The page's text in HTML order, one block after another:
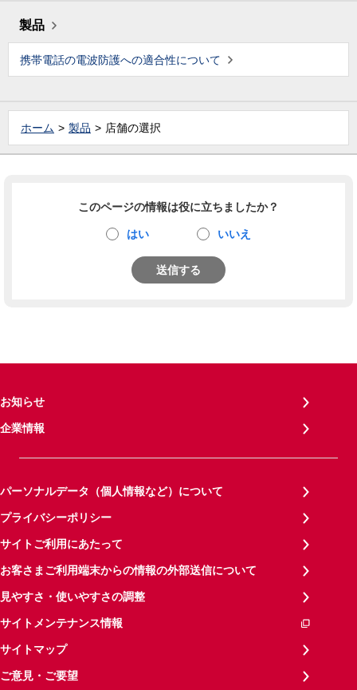
製品
携帯電話の電波防護への適合性について
ホーム 製品 店舗の選択
このページの情報は役に立ちましたか？
はい いいえ
送信する
お知らせ
企業情報
パーソナルデータ（個人情報など）について
プライバシーポリシー
サイトご利用にあたって
お客さまご利用端末からの情報の外部送信について
見やすさ・使いやすさの調整
サイトメンテナンス情報
サイトマップ
ご意見・ご要望